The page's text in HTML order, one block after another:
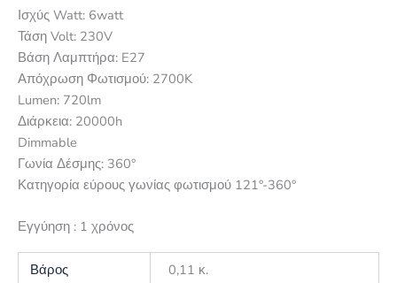
Ισχύς Watt: 6watt
Τάση Volt: 230V
Βάση Λαμπτήρα: E27
Απόχρωση Φωτισμού: 2700K
Lumen: 720lm
Διάρκεια: 20000h
Dimmable
Γωνία Δέσμης: 360°
Κατηγορία εύρους γωνίας φωτισμού 121°-360°
Εγγύηση : 1 χρόνος
Βάρος
0,11 κ.